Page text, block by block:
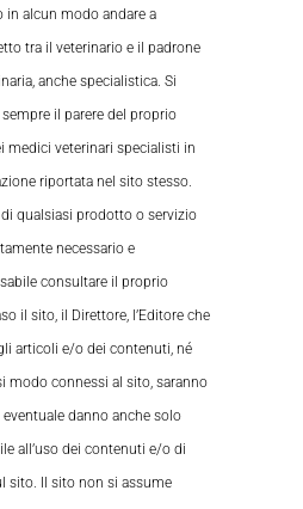
in alcun modo andare a
tra il veterinario e il padrone
anche specialistica. Si
il parere del proprio
medici veterinari specialisti in
riportata nel sito stesso.
di qualsiasi prodotto o servizio
necessario e
consultare il proprio
il sito, il Direttore, l’Editore che
articoli e/o dei contenuti, né
modo connessi al sito, saranno
danno anche solo
all’uso dei contenuti e/o di
sito. Il sito non si assume